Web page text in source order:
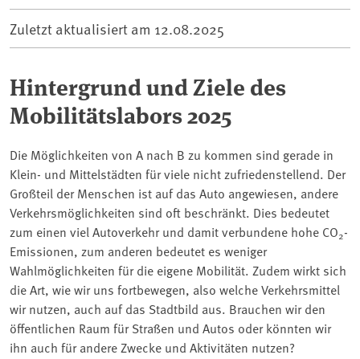
Zuletzt aktualisiert am 12.08.2025
Hintergrund und Ziele des
Mobilitätslabors 2025
Die Möglichkeiten von A nach B zu kommen sind gerade in
Klein- und Mittelstädten für viele nicht zufriedenstellend. Der
Großteil der Menschen ist auf das Auto angewiesen, andere
Verkehrsmöglichkeiten sind oft beschränkt. Dies bedeutet
zum einen viel Autoverkehr und damit verbundene hohe CO2-
Emissionen, zum anderen bedeutet es weniger
Wahlmöglichkeiten für die eigene Mobilität. Zudem wirkt sich
die Art, wie wir uns fortbewegen, also welche Verkehrsmittel
wir nutzen, auch auf das Stadtbild aus. Brauchen wir den
öffentlichen Raum für Straßen und Autos oder könnten wir
ihn auch für andere Zwecke und Aktivitäten nutzen?